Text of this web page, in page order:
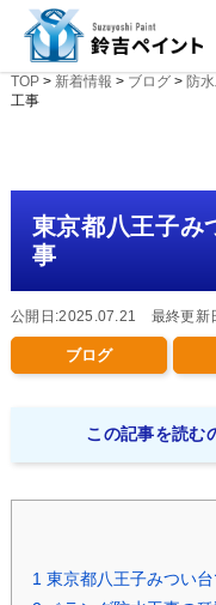
TOP> 新着情報 > ブログ> 防
工事
東京都八王子み
事
公開日:2025.07.21 最終更新
ブログ
この記事を読む
1 東京都八王子みつい